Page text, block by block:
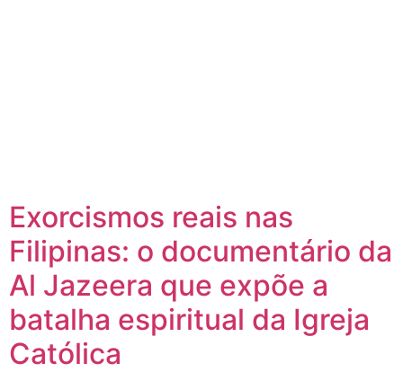
Exorcismos reais nas
Filipinas: o documentário da
Al Jazeera que expõe a
batalha espiritual da Igreja
Católica